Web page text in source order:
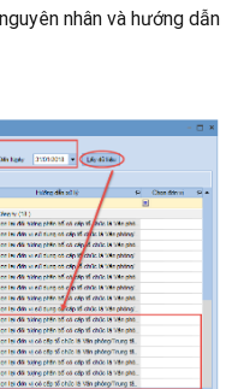
nhân và hướng dẫn